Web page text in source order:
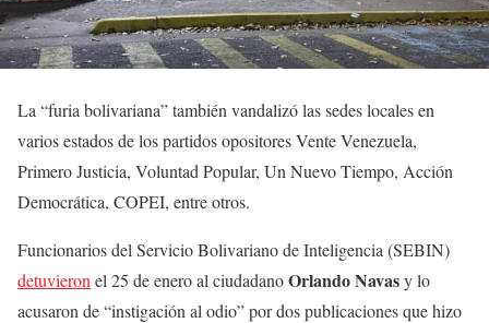
La “furia bolivariana” también vandalizó las sedes locales en
varios estados de los partidos opositores Vente Venezuela,
Primero Justicia, Voluntad Popular, Un Nuevo Tiempo, Acción
Democrática, COPEI, entre otros.
Funcionarios del Servicio Bolivariano de Inteligencia (SEBIN)
detuvieron el 25 de enero al ciudadanoOrlando Navasy lo
acusaron de “instigación al odio” por dos publicaciones que hizo